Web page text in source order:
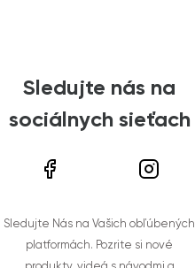
Sledujte nás na
sociálnych sieťach
Sledujte Nás na Vašich obľúbených
platformách. Pozrite si nové